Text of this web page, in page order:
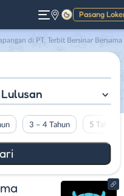
Pasang
Gelap
di PT. Terbit Bersinar Bersama
Lulusan
3 – 4 Tahun 5 Tahun